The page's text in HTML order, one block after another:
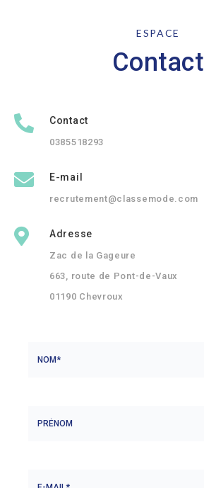
ESPACE
Contact
Contact
0385518293
E-mail
recrutement@classemode.com
Adresse
Zac de la Gageure
663, route de Pont-de-Vaux
01190 Chevroux